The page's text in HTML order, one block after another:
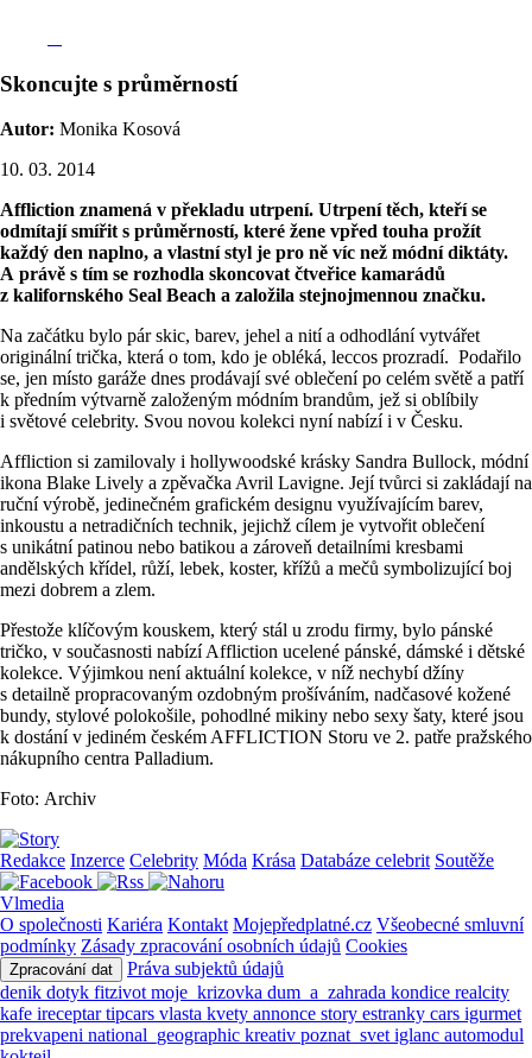
Skoncujte s průměrností
Autor: Monika Kosová
10. 03. 2014
Affliction znamená v překladu utrpení. Utrpení těch, kteří se
odmítají smířit s průměrností, které žene vpřed touha prožít
každý den naplno, a vlastní styl je pro ně víc než módní diktáty.
A právě s tím se rozhodla skoncovat čtveřice kamarádů
z kalifornského Seal Beach a založila stejnojmennou značku.
Na začátku bylo pár skic, barev, jehel a nití a odhodlání vytvářet
originální trička, která o tom, kdo je obléká, leccos prozradí. Podařilo
se, jen místo garáže dnes prodávají své oblečení po celém světě a patří
k předním výtvarně založeným módním brandům, jež si oblíbily
i světové celebrity. Svou novou kolekci nyní nabízí i v Česku.
Affliction si zamilovaly i hollywoodské krásky Sandra Bullock, módní
ikona Blake Lively a zpěvačka Avril Lavigne. Její tvůrci si zakládají na
ruční výrobě, jedinečném grafickém designu využívajícím barev,
inkoustu a netradičních technik, jejichž cílem je vytvořit oblečení
s unikátní patinou nebo batikou a zároveň detailními kresbami
andělských křídel, růží, lebek, koster, křížů a mečů symbolizující boj
mezi dobrem a zlem.
Přestože klíčovým kouskem, který stál u zrodu firmy, bylo pánské
tričko, v současnosti nabízí Affliction ucelené pánské, dámské i dětské
kolekce. Výjimkou není aktuální kolekce, v níž nechybí džíny
s detailně propracovaným ozdobným prošíváním, nadčasové kožené
bundy, stylové polokošile, pohodlné mikiny nebo sexy šaty, které jsou
k dostání v jediném českém AFFLICTION Storu ve 2. patře pražského
nákupního centra Palladium.
Foto: Archiv
Redakce Inzerce Celebrity Móda Krása Databáze celebrit Soutěže
Vlmedia
O společnosti Kariéra Kontakt Mojepředplatné.cz Všeobecné smluvní
podmínky Zásady zpracování osobních údajů Cookies
Zpracování dat
Práva subjektů údajů
denik dotyk fitzivot moje_krizovka dum_a_zahrada kondice realcity
kafe ireceptartipcars vlasta kvety annonce story estranky cars igurmet
prekvapeni national_geographic kreativ poznat_svet iglanc automodul